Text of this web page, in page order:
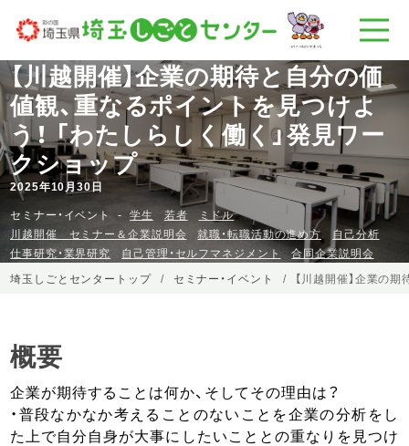
【川越開催】企業の期待と自分の価
値観、重なるポイントを見つけよ
う！ 「わたしらしく働く」発見ワー
クショップ
2025年10月30日
セミナー・イベント
学生 若者
ミドル
川越開催 セミナー＆企業説明会
就職・転職活動の進め方
自己分析
仕事研究・業界研究
自己管理・セルフマネジメント
合同企業説明会
埼玉しごとセンタートップ
セミナー・イベント 【川越開催】企業の
概要
企業が期待することは何か、そしてその理由は？
・普段なかなか考えることのないことを企業の分析をし
た上で自分自身が大事にしたいこととの重なりを見つけ